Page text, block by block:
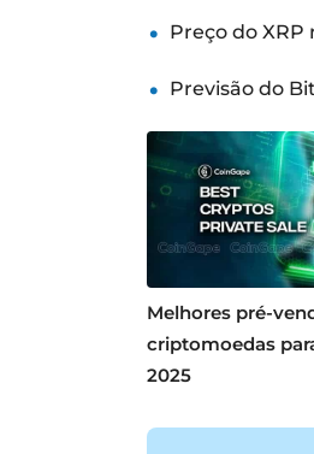
Preço do XRP
Previsão do
Melhores pré-
criptomoedas
2025